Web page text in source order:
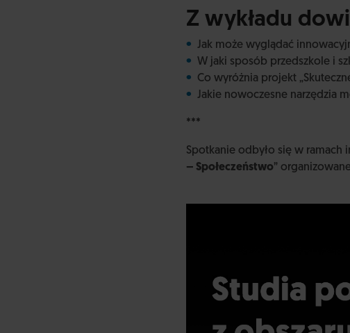
Z wykładu
Jak może wyglądać
W jaki sposób przedszkole i
Co wyróżnia projekt
Jakie nowoczesne narzędzia
***
Spotkanie odbyło się w ramach
– Społeczeństwo”